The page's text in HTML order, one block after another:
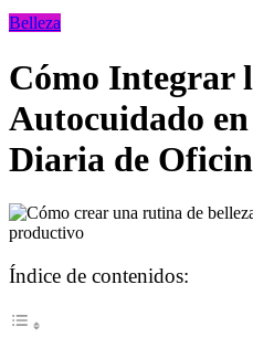
Belleza
Cómo Integrar
Autocuidado
Diaria de
Índice de contenidos: